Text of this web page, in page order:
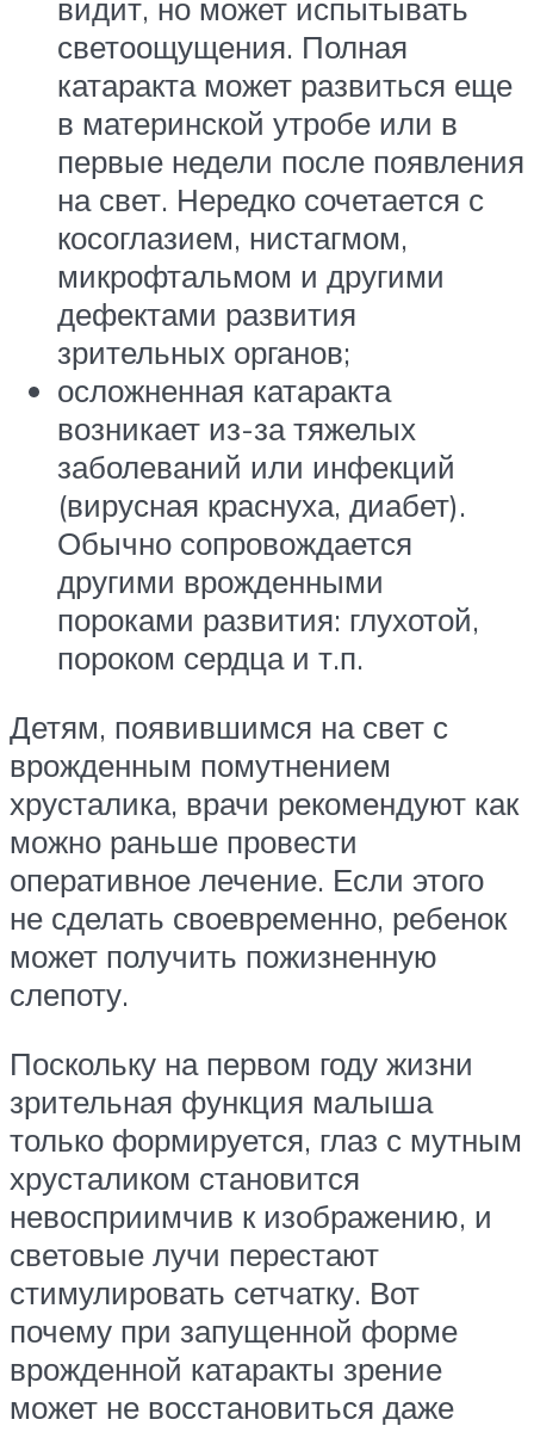
видит, но может испытывать
светоощущения. Полная
катаракта может развиться еще
в материнской утробе или в
первые недели после появления
на свет. Нередко сочетается с
косоглазием, нистагмом,
микрофтальмом и другими
дефектами развития
зрительных органов;
осложненная катаракта
возникает из-за тяжелых
заболеваний или инфекций
(вирусная краснуха, диабет).
Обычно сопровождается
другими врожденными
пороками развития: глухотой,
пороком сердца и т.п.
Детям, появившимся на свет с
врожденным помутнением
хрусталика, врачи рекомендуют как
можно раньше провести
оперативное лечение. Если этого
не сделать своевременно, ребенок
может получить пожизненную
слепоту.
Поскольку на первом году жизни
зрительная функция малыша
только формируется, глаз с мутным
хрусталиком становится
невосприимчив к изображению, и
световые лучи перестают
стимулировать сетчатку. Вот
почему при запущенной форме
врожденной катаракты зрение
может не восстановиться даже